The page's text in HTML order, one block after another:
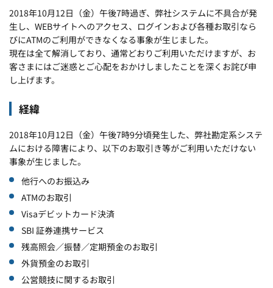
2018年10月12日（金）午後7時過ぎ、弊社システムに不具合が発
生し、WEBサイトへのアクセス、ログインおよび各種お取引なら
びにATMのご利用ができなくなる事象が生じました。
現在は全て解消しており、通常どおりご利用いただけますが、お
客さまにはご迷惑とご心配をおかけしましたことを深くお詫び申
し上げます。
経緯
2018年10月12日（金）午後7時9分頃発生した、弊社勘定系システ
ムにおける障害により、以下のお取引き等がご利用いただけない
事象が生じました。
他行へのお振込み
ATMのお取引
Visaデビットカード決済
SBI 証券連携サービス
残高照会／振替／定期預金のお取引
外貨預金のお取引
公営競技に関するお取引